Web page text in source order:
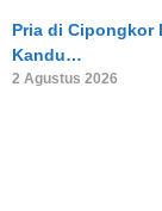
Pria di Cipongkor
Kandu…
2 Agustus 2026